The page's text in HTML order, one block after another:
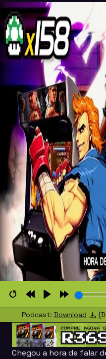
RestartRewind
10s
PlayForward
10s
Podcast: Download
Chegou a hora de falar